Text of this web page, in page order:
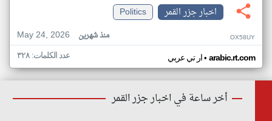
اخبار جزر القمر
Politics
May 24, 2026
منذ شهرين OX58UY
ار تي عربي• arabic.rt.com عدد الكلمات: ٣٢٨
أخر ساعة في اخبار جزر القمر